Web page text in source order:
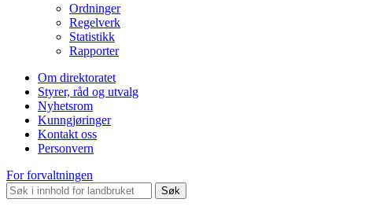
Ordninger
Regelverk
Statistikk
Rapporter
Om direktoratet
Styrer, råd og utvalg
Nyhetsrom
Kunngjøringer
Kontakt oss
Personvern
For forvaltningen
Søk